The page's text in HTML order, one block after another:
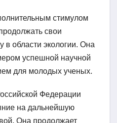
стимулом
свои
в области экологии. Она
успешной научной
для молодых ученых.
Федерации
на дальнейшую
Она продолжает